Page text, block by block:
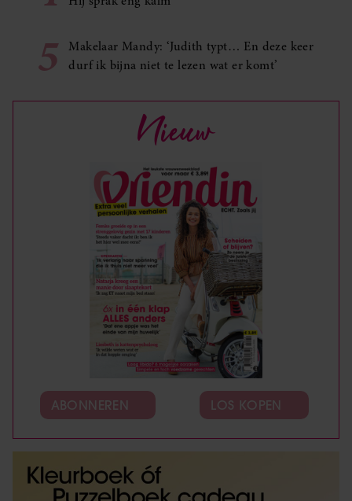
5
Makelaar Mandy: ‘Judith typt… En deze keer
durf ik bijna niet te lezen wat er komt’
Nieuw
ABONNEREN LOS KOPEN